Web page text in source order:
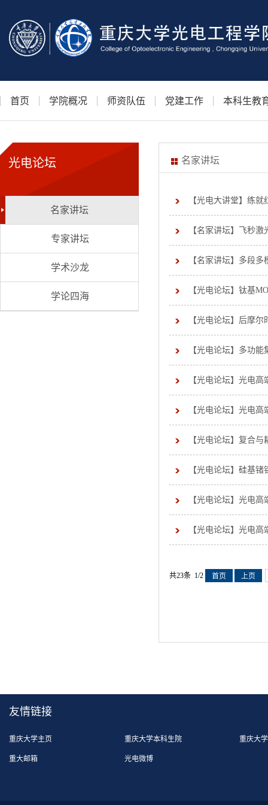
首页 学院概况 师资队伍 党建工作 本科生教
光电论坛
名家讲坛
专家讲坛
学术沙龙
学论四海
名家讲坛
【光电大讲堂】练
【名家讲坛】飞秒
【名家讲坛】多段
【光电论坛】钛基
【光电论坛】后摩
【光电论坛】多功
【光电论坛】光电
【光电论坛】光电
【光电论坛】复合
【光电论坛】硅基
【光电论坛】光电
【光电论坛】光电
共23条 1/2 首页 上页
友情链接
重庆大学主页 重庆大学本科生院 重庆大
重大邮箱 光电微博